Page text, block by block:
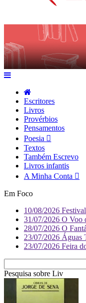
Escritores
Livros
Provérbios
Pensamentos
Poesia
Textos
Também Escrevo
Livros infantis
A Minha Conta
Em Foco
10/08/2026
31/07/2026 O Voo
28/07/2026 O
23/07/2026 Águas
23/07/2026 Feira
Pesquisa sobre Literatura